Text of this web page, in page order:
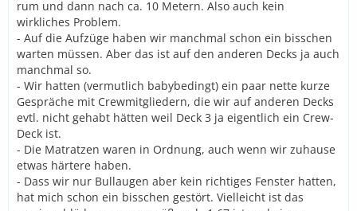
rum und dann nach ca. 10 Metern. Also auch kein
wirkliches Problem.
- Auf die Aufzüge haben wir manchmal schon ein bisschen
warten müssen. Aber das ist auf den anderen Decks ja auch
manchmal so.
- Wir hatten (vermutlich babybedingt) ein paar nette kurze
Gespräche mit Crewmitgliedern, die wir auf anderen Decks
evtl. nicht gehabt hätten weil Deck 3 ja eigentlich ein Crew-
Deck ist.
- Die Matratzen waren in Ordnung, auch wenn wir zuhause
etwas härtere haben.
- Dass wir nur Bullaugen aber kein richtiges Fenster hatten,
hat mich schon ein bisschen gestört. Vielleicht ist das